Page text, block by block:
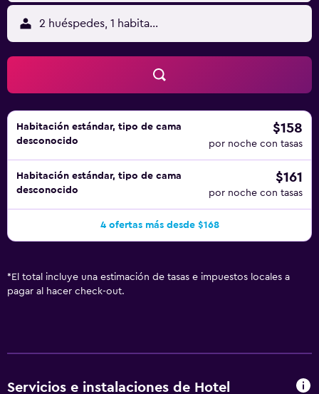
limpieza todos los días. Los servicios de ocio y
esparcimiento en este hotel incluyen sauna. Se pueden
practicar las actividades de ocio y esparcimiento que se
indican más abajo en las instalaciones o cerca del
alojamiento (es posible que se aplique un recargo).
2 huéspedes, 1 habitación
Habitación estándar, tipo de cama
desconocido
$158
por noche con tasas
Habitación estándar, tipo de cama
desconocido
$161
por noche con tasas
4 ofertas más desde $168
* El total incluye una estimación de tasas e impuestos locales a
pagar al hacer check-out.
Servicios e instalaciones de Hotel